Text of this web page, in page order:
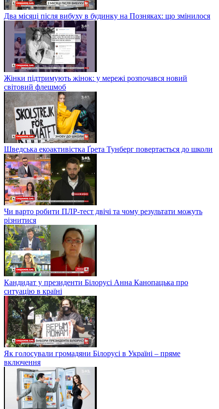
Два місяці після вибуху в будинку на Позняках: що змінилося
Жінки підтримують жінок: у мережі розпочався новий
світовий флешмоб
Шведська екоактивістка Ґрета Тунберг повертається до школи
Чи варто робити ПЛР-тест двічі та чому результати можуть
різнитися
Кандидат у президенти Білорусі Анна Канопацька про
ситуацію в країні
Як голосували громадяни Білорусі в Україні – пряме
включення